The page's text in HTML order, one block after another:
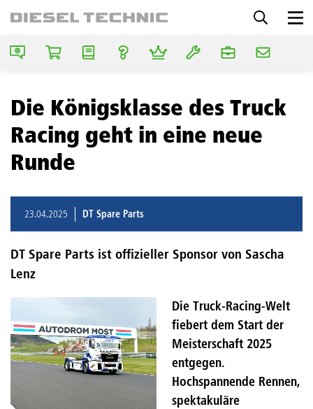
Die Königsklasse des Truck
Racing geht in eine neue
Runde
23.04.2025 DT Spare Parts
DT Spare Parts ist offizieller Sponsor von Sascha
Lenz
Die Truck-Racing-Welt
fiebert dem Start der
Meisterschaft 2025
entgegen.
Hochspannende Rennen,
spektakuläre